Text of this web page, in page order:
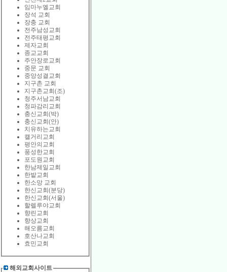
임마누엘교회
장석 교회
장충 교회
전주남성교회
전주태평교회
제자교회
종교교회
주안장로교회
중문 교회
중앙성결교회
지구촌 교회
지구촌교회(조)
청주서남교회
청파감리교회
충신교회(박)
충신교회(안)
치유하는교회
캘거리교회
평안의교회
풍성한교회
포도원교회
한남제일교회
한밭교회
한소망 교회
한신교회(분당)
한신교회(서울)
할렐루야교회
향린교회
향상교회
해오름교회
호산나교회
효민교회
해외교회사이트